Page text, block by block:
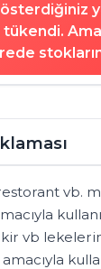
tükendi.
vb